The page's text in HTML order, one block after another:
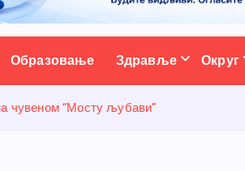
Образовање Здравље Округ
чувеном “Мосту љубави”